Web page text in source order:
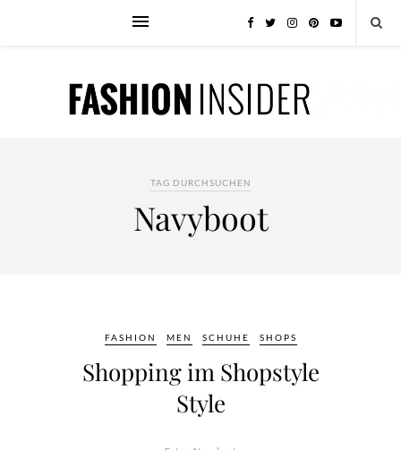
TAG DURCHSUCHEN
Navyboot
FASHION MEN SCHUHE SHOPS
Shopping im Shopstyle
Style